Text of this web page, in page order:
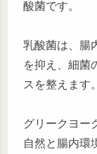
酸菌です。
乳酸菌は、腸
を抑え、細菌
スを整えます。
グリークヨー
自然と腸内環